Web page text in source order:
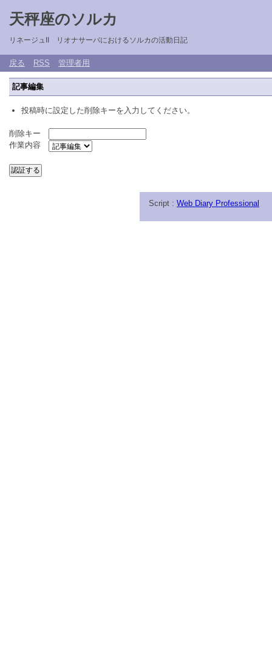
天秤座のソルカ
リネージュII リオナサーバにおけるソルカの活動日記
戻る RSS 管理者用
記事編集
投稿時に設定した削除キーを入力してください。
削除キー
作業内容
Script : Web Diary Professional